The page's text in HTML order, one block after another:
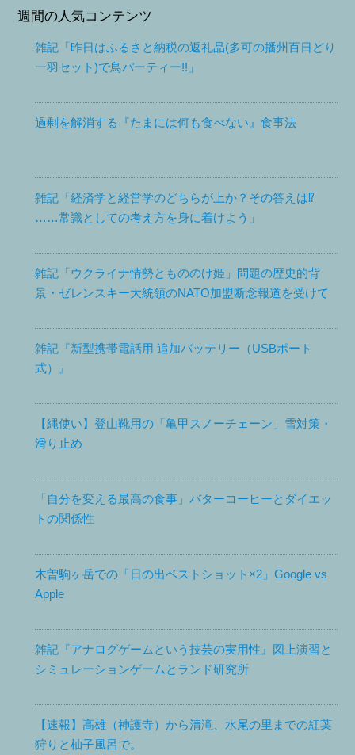
週間の人気コンテンツ
雑記「昨日はふるさと納税の返礼品(多可の播州百日どり
一羽セット)で鳥パーティー!!」
過剰を解消する『たまには何も食べない』食事法
雑記「経済学と経営学のどちらが上か？その答えは⁉
……常識としての考え方を身に着けよう」
雑記「ウクライナ情勢ともののけ姫」問題の歴史的背
景・ゼレンスキー大統領のNATO加盟断念報道を受けて
雑記『新型携帯電話用 追加バッテリー（USBポート
式）』
【縄使い】登山靴用の「亀甲スノーチェーン」雪対策・
滑り止め
「自分を変える最高の食事」バターコーヒーとダイエッ
トの関係性
木曽駒ヶ岳での「日の出ベストショット×2」Google vs
Apple
雑記『アナログゲームという技芸の実用性』図上演習と
シミュレーションゲームとランド研究所
【速報】高雄（神護寺）から清滝、水尾の里までの紅葉
狩りと柚子風呂で。